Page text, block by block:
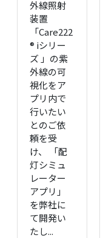
外線照射
装置
「Care222
® iシリー
ズ 」の紫
外線の可
視化をア
プリ内で
行いたい
とのご依
頼を受
け、 「配
灯シミュ
レーター
アプリ」
を弊社に
て開発い
たし...